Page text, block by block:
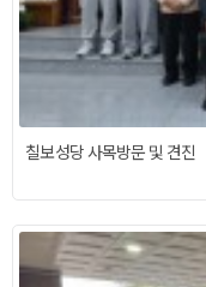
칠보성당 사목방문 및 견진